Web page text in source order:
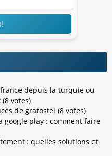
depuis la turquie ou
votes)
de gratostel (8 votes)
google play : comment faire
: quelles solutions et